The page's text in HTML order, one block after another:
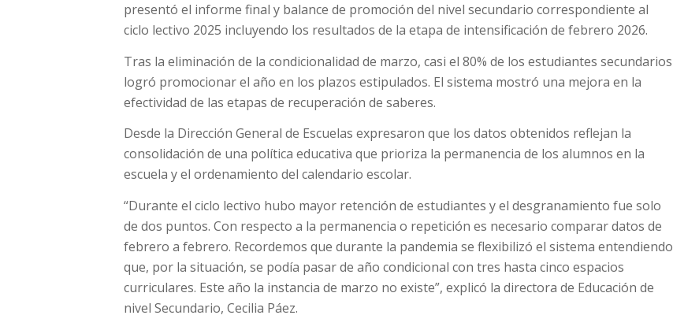
presentó el informe final y balance de promoción del nivel secundario correspondiente al
ciclo lectivo 2025 incluyendo los resultados de la etapa de intensificación de febrero 2026.
Tras la eliminación de la condicionalidad de marzo, casi el 80% de los estudiantes secundarios
logró promocionar el año en los plazos estipulados. El sistema mostró una mejora en la
efectividad de las etapas de recuperación de saberes.
Desde la Dirección General de Escuelas expresaron que los datos obtenidos reflejan la
consolidación de una política educativa que prioriza la permanencia de los alumnos en la
escuela y el ordenamiento del calendario escolar.
“Durante el ciclo lectivo hubo mayor retención de estudiantes y el desgranamiento fue solo
de dos puntos. Con respecto a la permanencia o repetición es necesario comparar datos de
febrero a febrero. Recordemos que durante la pandemia se flexibilizó el sistema entendiendo
que, por la situación, se podía pasar de año condicional con tres hasta cinco espacios
curriculares. Este año la instancia de marzo no existe”, explicó la directora de Educación de
nivel Secundario, Cecilia Páez.